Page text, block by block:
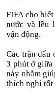
FIFA cho
nước và lều
vận động.
Các trận đấu
3 phút ở
này nhằm
thích nghi tốt